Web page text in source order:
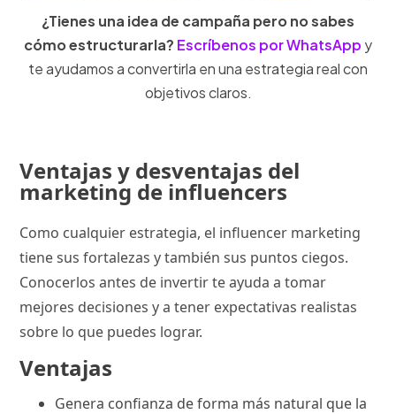
¿Tienes una idea de campaña pero no sabes
cómo estructurarla? Escríbenos por WhatsApp y
te ayudamos a convertirla en una estrategia real con
objetivos claros.
Ventajas y desventajas del
marketing de influencers
Como cualquier estrategia, el influencer marketing
tiene sus fortalezas y también sus puntos ciegos.
Conocerlos antes de invertir te ayuda a tomar
mejores decisiones y a tener expectativas realistas
sobre lo que puedes lograr.
Ventajas
Genera confianza de forma más natural que la